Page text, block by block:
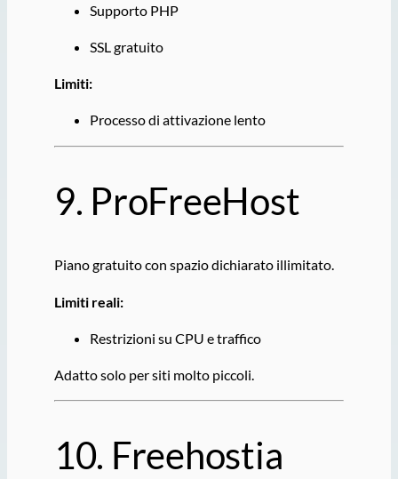
Supporto PHP
SSL gratuito
Limiti:
Processo di attivazione lento
9. ProFreeHost
Piano gratuito con spazio dichiarato illimitato.
Limiti reali:
Restrizioni su CPU e traffico
Adatto solo per siti molto piccoli.
10. Freehostia